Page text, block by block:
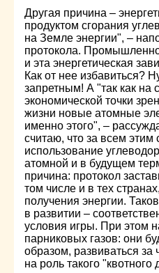
Другая причина –
продуктом сгорания
на Земле энергии", –
протокола.
и эта энергетическая
Как от нее избавиться?
запретным! А "так как на
экономической точки
жизни новые атомные
именно этого", –
считаю, что за всем этим
использование
атомной и в будущем
причина: протокол
том числе и в тех
получения энергии.
в развитии –
условия игры. При этом
парниковых газов: они
образом, развиваться за
на роль такого "квотного